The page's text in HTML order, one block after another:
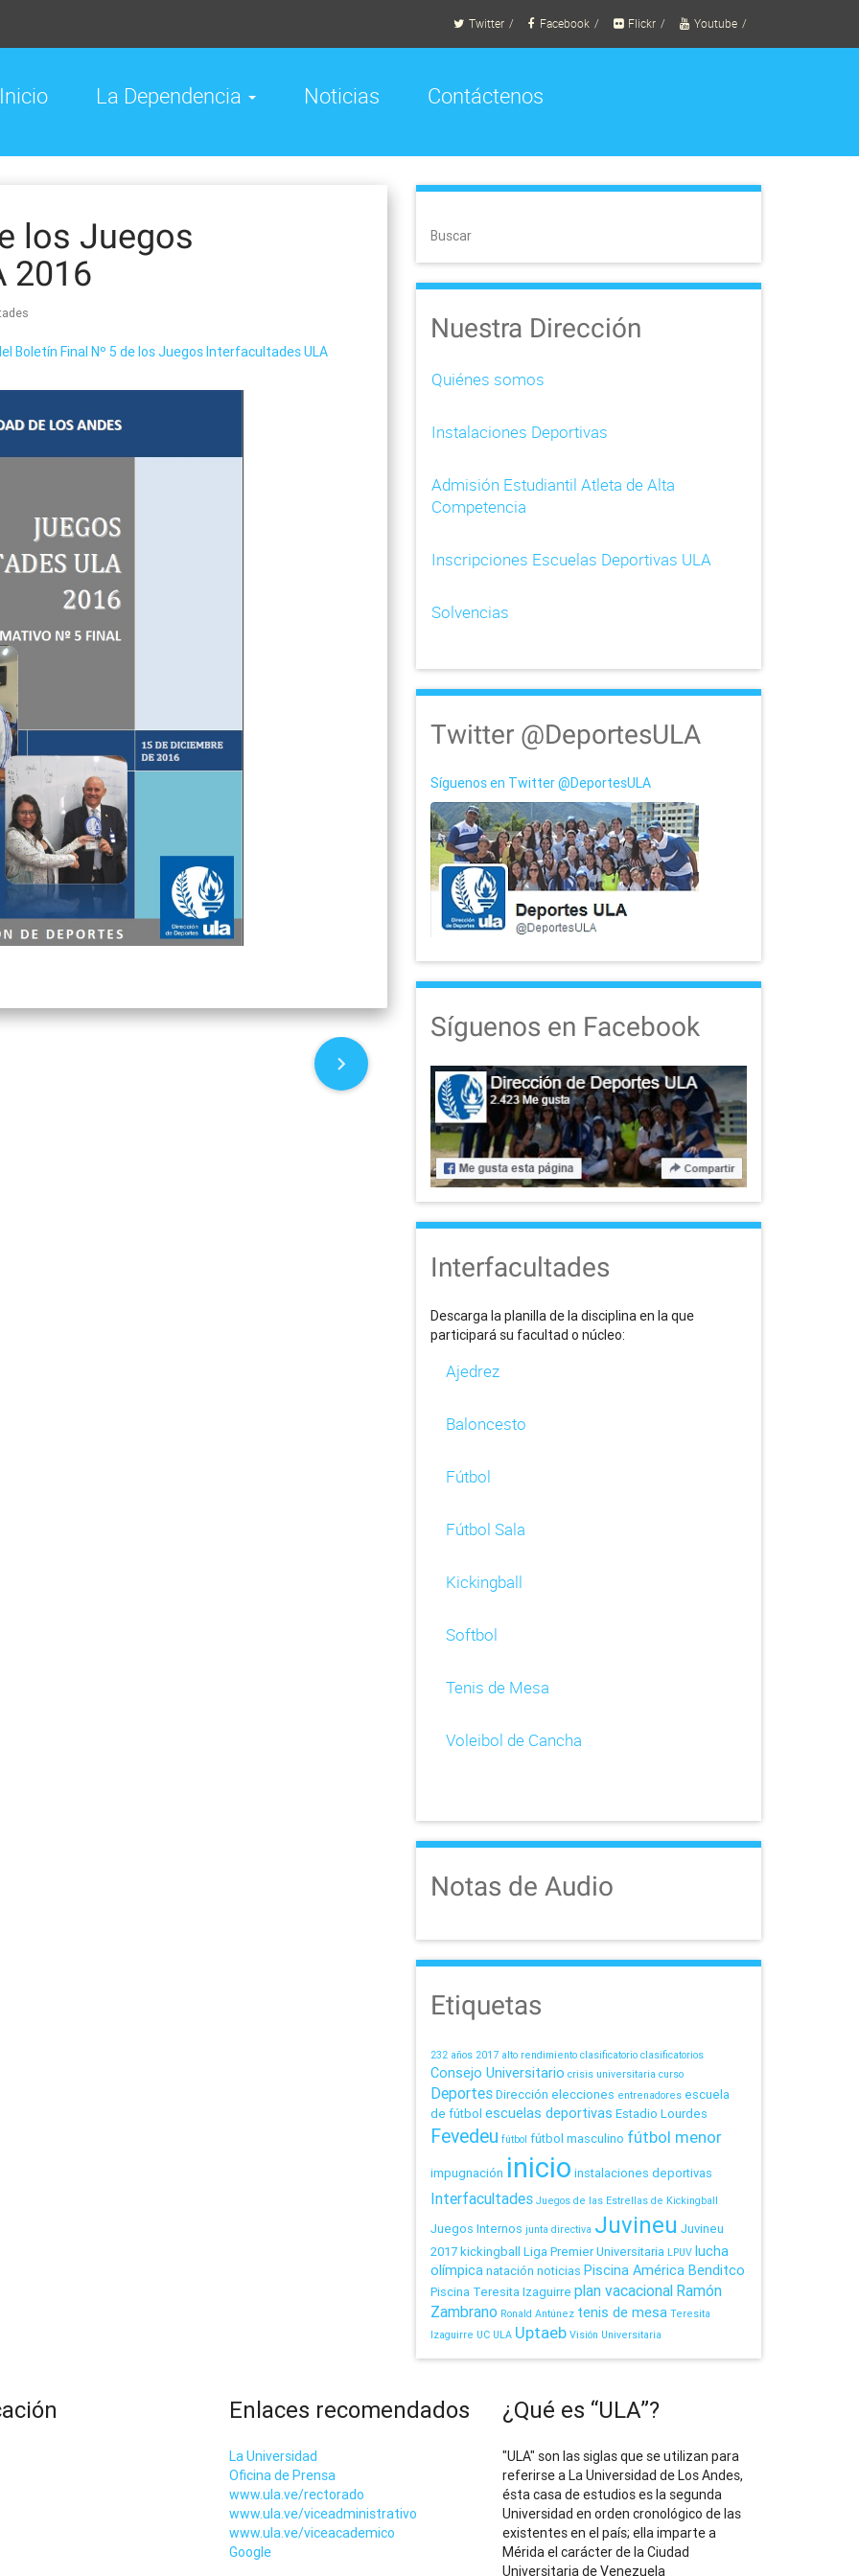
Twitter Facebook Flickr Youtube
Inicio La Dependencia Noticias Contáctenos
los Juegos
2016
Boletín Final Nº 5 de los Juegos Interfacultades ULA
Buscar
Nuestra Dirección
Quiénes somos
Instalaciones Deportivas
Admisión Estudiantil Atleta de Alta
Competencia
Inscripciones Escuelas Deportivas ULA
Solvencias
Twitter @DeportesULA
Síguenos en Twitter @DeportesULA
Síguenos en Facebook
Interfacultades
Descarga la planilla de la disciplina en la que
participará su facultad o núcleo:
Ajedrez
Baloncesto
Fútbol
Fútbol Sala
Kickingball
Softbol
Tenis de Mesa
Voleibol de Cancha
Notas de Audio
Etiquetas
232 años 2017 alto rendimiento clasificatorio clasificatorios
Consejo Universitario crisis universitaria curso
DeportesDirección elecciones entrenadores escuela
de fútbol escuelas deportivas Estadio Lourdes
Fevedeu fútbol fútbol masculino fútbol menor
impugnación inicio instalaciones deportivas
Interfacultades Juegos de las Estrellas de Kickingball
Juegos Internos junta directiva Juvineu Juvineu
2017kickingball Liga Premier Universitaria LPUV lucha
olímpicanatación noticias Piscina América Benditco
Piscina Teresita Izaguirre plan vacacional Ramón
Zambrano Ronald Antúnez tenis de mesa Teresita
Izaguirre UC ULA Uptaeb Visión Universitaria
Enlaces recomendados
La Universidad
Oficina de Prensa
www.ula.ve/rectorado
www.ula.ve/viceadministrativo
www.ula.ve/viceacademico
Google
¿Qué es “ULA”?
"ULA" son las siglas que se utilizan para
referirse a La Universidad de Los Andes,
ésta casa de estudios es la segunda
Universidad en orden cronológico de las
existentes en el país; ella imparte a
Mérida el carácter de la Ciudad
Universitaria de Venezuela